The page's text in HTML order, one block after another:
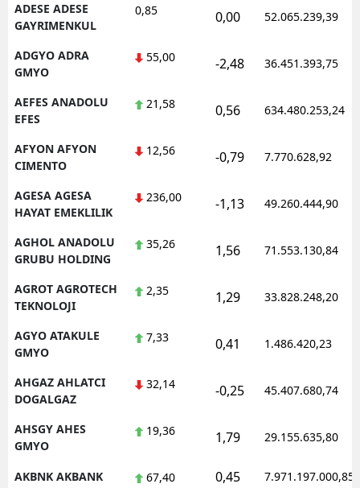
Mersin
Kars
Kastamonu
Kırklareli
Kırşehir
Kütahya
Kahramanmaraş
Mardin
ADESE ADESE
GAYRIMENKUL
0,85 0,00 52.065.239,39
ADGYO ADRA
GMYO
55,00 -2,48 36.451.393,75
AEFES ANADOLU
EFES
21,58 0,56 634.480.253,24
AFYON AFYON
CIMENTO
12,56 -0,79 7.770.628,92
AGESA AGESA
HAYAT EMEKLILIK
236,00 -1,13 49.260.444,90
AGHOL ANADOLU
GRUBU HOLDING
35,26 1,56 71.553.130,84
AGROT AGROTECH
TEKNOLOJI
2,35 1,29 33.828.248,20
AGYO ATAKULE
GMYO
7,33 0,41 1.486.420,23
AHGAZ AHLATCI
DOGALGAZ
32,14 -0,25 45.407.680,74
AHSGY AHES
GMYO
19,36 1,79 29.155.635,80
AKBNK AKBANK 67,40 0,45 7.971.197.000,85